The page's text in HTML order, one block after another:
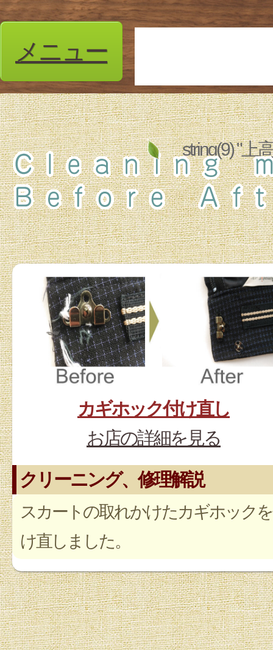
メニュー
string(9) "上
カギホック付け直し
お店の詳細を見る
クリーニング、修理解説
スカートの取れかけたカギホック
け直しました。